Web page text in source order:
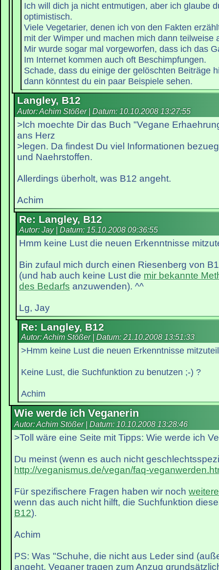
Ich will dich ja nicht entmutigen, aber ich glaube
optimistisch.
Viele Vegetarier, denen ich von den Fakten
mit der Wimper und machen mich dann teilweise
Mir wurde sogar mal vorgeworfen, dass ich das
Im Internet kommen auch oft Beschimpfungen.
Schade, dass du einige der gelöschten Beiträge
dann könntest du ein paar Beispiele sehen.
Langley, B12
Autor: Achim Stößer | Datum: 10.10.2008 13:27:55
>Ich moechte Dir das Buch "Vegane
ans Herz
>legen. Da findest Du viel Informationen
und Naehrstoffen.
Allerdings überholt, was B12 angeht.
Achim
Re: Langley, B12
Autor: Jay | Datum: 15.10.2008 09:36:55
Hmm keine Lust die neuen Erkenntnisse
Bin zufaul mich durch einen Riesenberg von
(und hab auch keine Lust die mir bekannte
des Bedarfs anzuwenden). ^^
Lg, Jay
Re: Langley, B12
Autor: Achim Stößer | Datum: 21.10.2008 13:51:33
>Hmm keine Lust die neuen Erkenntnisse
Keine Lust, die Suchfunktion zu benutzen ;-) ?
Achim
Wie werde ich Veganerin
Autor: Achim Stößer | Datum: 10.10.2008 13:28:46
>Toll wäre eine Seite mit Tipps: Wie werde ich
Du meinst (wenn es auch nicht
http://veganismus.de/vegan/faq-
Für spezifischere Fragen haben wir noch
wenn das auch nicht hilft, die Suchfunktion
B12).
Achim
PS: Was "Schuhe, die nicht aus Leder sind
angeht, Veganer tragen zum Anzug